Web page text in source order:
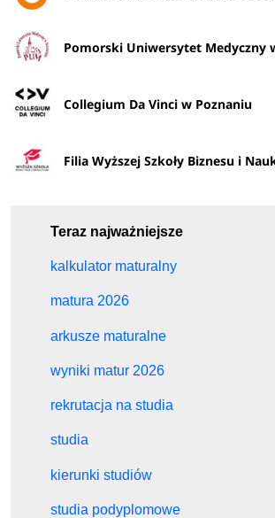
Pomorski Uniwersytet Medyczny w
Collegium Da Vinci w Poznaniu
Filia Wyższej Szkoły Biznesu i Nauk o
Teraz najważniejsze
kalkulator maturalny
matura 2026
arkusze maturalne
wyniki matur 2026
rekrutacja na studia
studia
kierunki studiów
studia podyplomowe